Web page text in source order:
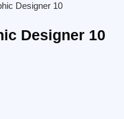
Designer 10
Designer 10